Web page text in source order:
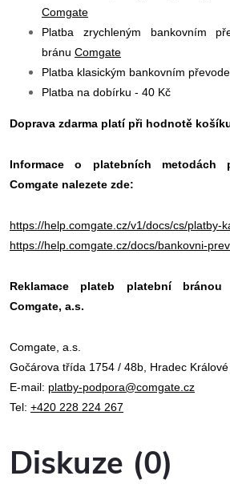
Comgate
Platba zrychleným bankovním
bránu Comgate
Platba klasickým bankovním
Platba na dobírku - 40 Kč
Doprava zdarma platí při hodnotě
Informace o platebních metodách
Comgate nalezete zde:
https://help.comgate.cz/v1/docs/cs/platby-
https://help.comgate.cz/docs/bankovni-
Reklamace plateb platební
Comgate, a.s.
Comgate, a.s.
Gočárova třída 1754 / 48b, Hradec Králové
E-mail: platby-podpora@comgate.cz
Tel: +420 228 224 267
Diskuze (0)